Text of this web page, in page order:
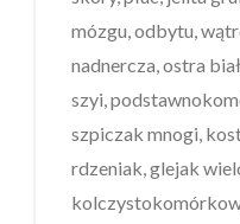
mózgu, odbytu,
nadnercza, ostra
szyi,
szpiczak mnogi,
rdzeniak, glejak